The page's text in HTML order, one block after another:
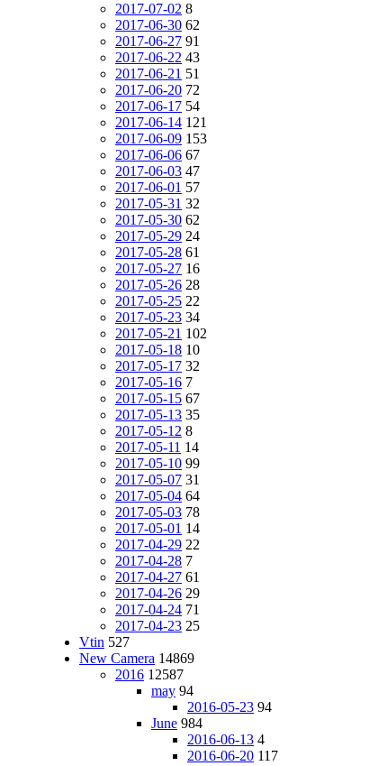
2017-07-02 8
2017-06-30 62
2017-06-27 91
2017-06-22 43
2017-06-21 51
2017-06-20 72
2017-06-17 54
2017-06-14 121
2017-06-09 153
2017-06-06 67
2017-06-03 47
2017-06-01 57
2017-05-31 32
2017-05-30 62
2017-05-29 24
2017-05-28 61
2017-05-27 16
2017-05-26 28
2017-05-25 22
2017-05-23 34
2017-05-21 102
2017-05-18 10
2017-05-17 32
2017-05-16 7
2017-05-15 67
2017-05-13 35
2017-05-12 8
2017-05-11 14
2017-05-10 99
2017-05-07 31
2017-05-04 64
2017-05-03 78
2017-05-01 14
2017-04-29 22
2017-04-28 7
2017-04-27 61
2017-04-26 29
2017-04-24 71
2017-04-23 25
Vtin 527
New Camera 14869
2016 12587
may 94
2016-05-23 94
June 984
2016-06-13 4
2016-06-20 117